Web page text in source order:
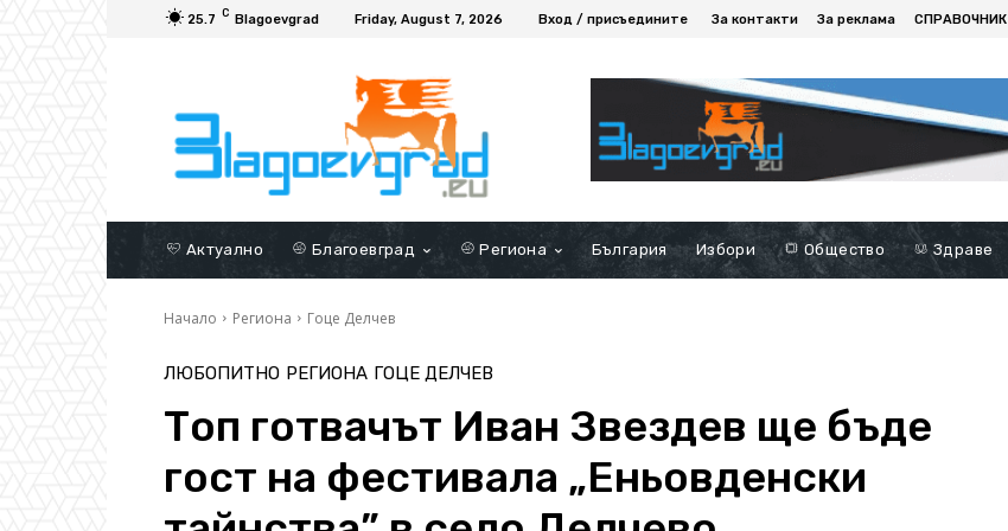
25.7 C Blagoevgrad Friday, August 7, 2026 Вход / присъедините За контакти За реклама СПРАВОЧНИК
Актуално Благоевград Региона България Избори Общество Здраве
Начало Региона Гоце Делчев
ЛЮБОПИТНО РЕГИОНА ГОЦЕ ДЕЛЧЕВ
Топ готвачът Иван Звездев ще бъде
гост на фестивала „Еньовденски